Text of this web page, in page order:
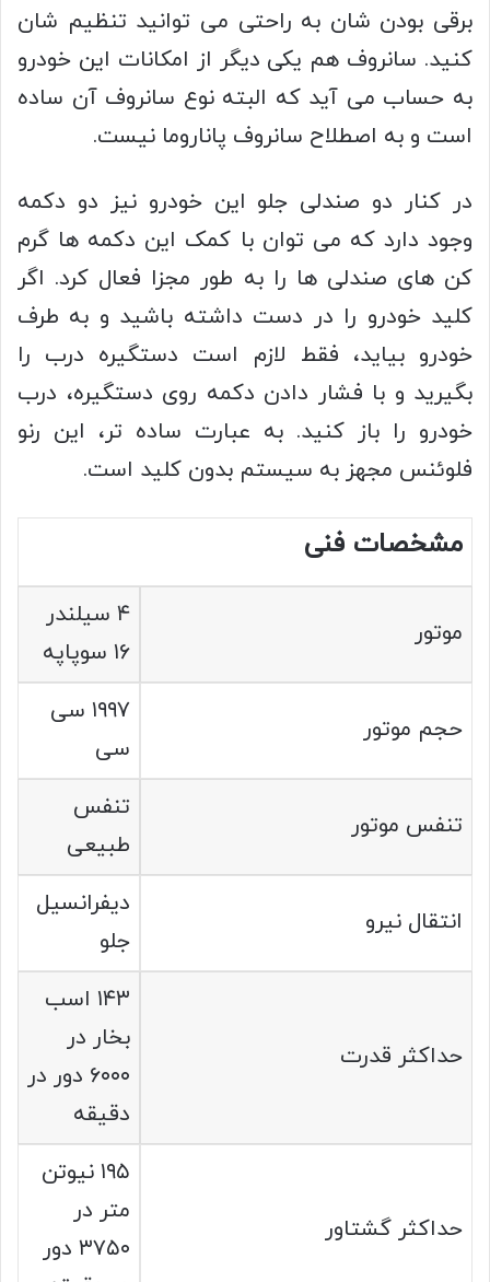
برقی بودن شان به راحتی می توانید تنظیم شان
کنید. سانروف هم یکی دیگر از امکانات این خودرو
به حساب می آید که البته نوع سانروف آن ساده
است و به اصطلاح سانروف پاناروما نیست.
در کنار دو صندلی جلو این خودرو نیز دو دکمه
وجود دارد که می توان با کمک این دکمه ها گرم
کن های صندلی ها را به طور مجزا فعال کرد. اگر
کلید خودرو را در دست داشته باشید و به طرف
خودرو بیاید، فقط لازم است دستگیره درب را
بگیرید و با فشار دادن دکمه روی دستگیره، درب
خودرو را باز کنید. به عبارت ساده تر، این رنو
فلوئنس مجهز به سیستم بدون کلید است.
مشخصات فنی
موتور
۴ سیلندر
۱۶ سوپاپه
حجم موتور
۱۹۹۷ سی
سی
تنفس موتور
تنفس
طبیعی
انتقال نیرو
دیفرانسیل
جلو
حداکثر قدرت
۱۴۳ اسب
بخار در
۶۰۰۰ دور در
دقیقه
حداکثر گشتاور
۱۹۵ نیوتن
متر در
۳۷۵۰ دور